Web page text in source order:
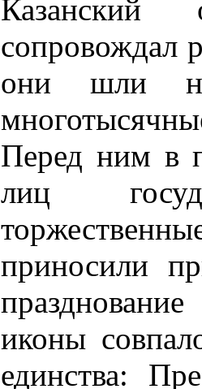
Казанский
сопровождал
они шли
Перед ним в
лиц
приносили
иконы
единства: